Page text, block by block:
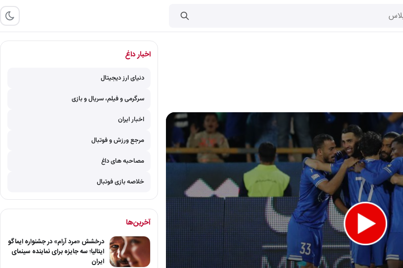
اخبار داغ
دنیای ارز دیجیتال
سرگرمی و فیلم، سریال و بازی
اخبار ایران
مرجع ورزش و فوتبال
مصاحبه های داغ
خلاصه بازی فوتبال
آخرین‌ها
درخشش «مرد آرام» در جشنواره ایماگو
ایتالیا؛ سه جایزه برای نماینده سینمای
ایران